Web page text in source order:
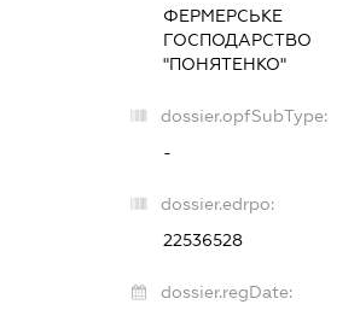
ФЕРМЕРСЬКЕ
ГОСПОДАРСТВО
"ПОНЯТЕНКО"
dossier.opfSubType:
-
dossier.edrpo:
22536528
dossier.regDate: